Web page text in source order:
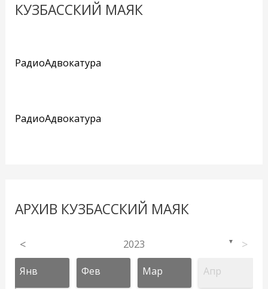
КУЗБАССКИЙ МАЯК
РадиоАдвокатура
РадиоАдвокатура
АРХИВ КУЗБАССКИЙ МАЯК
< 2023 ▼ >
Янв Фев Мар Апр